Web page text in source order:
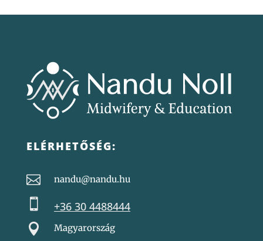
ELÉRHETŐSÉG:
 nandu@nandu.hu
 +36 30 4488444
 Magyarország